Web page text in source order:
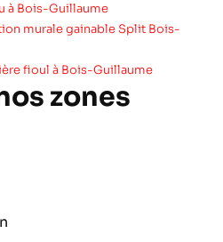
à Bois-Guillaume
murale gainable Split Bois-
fioul à Bois-Guillaume
zones